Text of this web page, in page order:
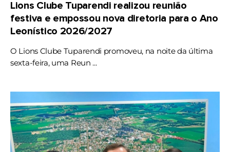
Lions Clube Tuparendi realizou reunião
festiva e empossou nova diretoria para o Ano
Leonístico 2026/2027
O Lions Clube Tuparendi promoveu, na noite da última
sexta-feira, uma Reun ...